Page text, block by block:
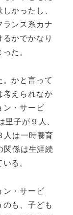
かったし、
ランス系カナ
かでかなり
た。
かと言って
考えられなか
ン・サービ
子が９人、
人は一時養育
関係は生涯続
る。
ン・サービ
も、子ども